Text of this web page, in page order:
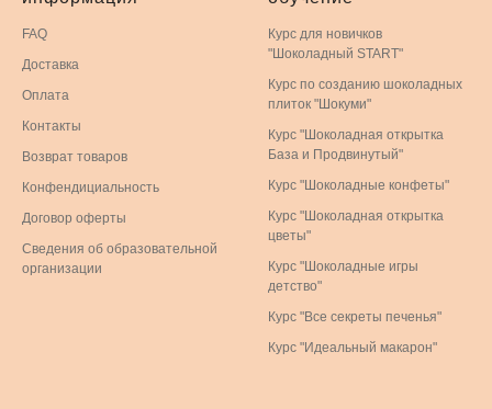
FAQ
Доставка
Оплата
Контакты
Возврат товаров
Конфендициальность
Договор оферты
Сведения об образовательной
организации
Курс для новичков
"Шоколадный START"
Курс по созданию шоколадных
плиток "Шокуми"
Курс "Шоколадная открытка
База и Продвинутый"
Курс "Шоколадные конфеты"
Курс "Шоколадная открытка
цветы"
Курс "Шоколадные игры
детство"
Курс "Все секреты печенья"
Курс "Идеальный макарон"